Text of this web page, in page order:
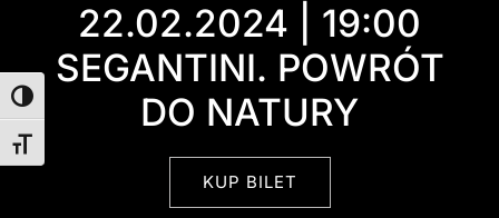
Toggle High Contrast
Toggle Font size
22.02.2024 | 19:00
SEGANTINI. POWRÓT
DO NATURY
KUP BILET